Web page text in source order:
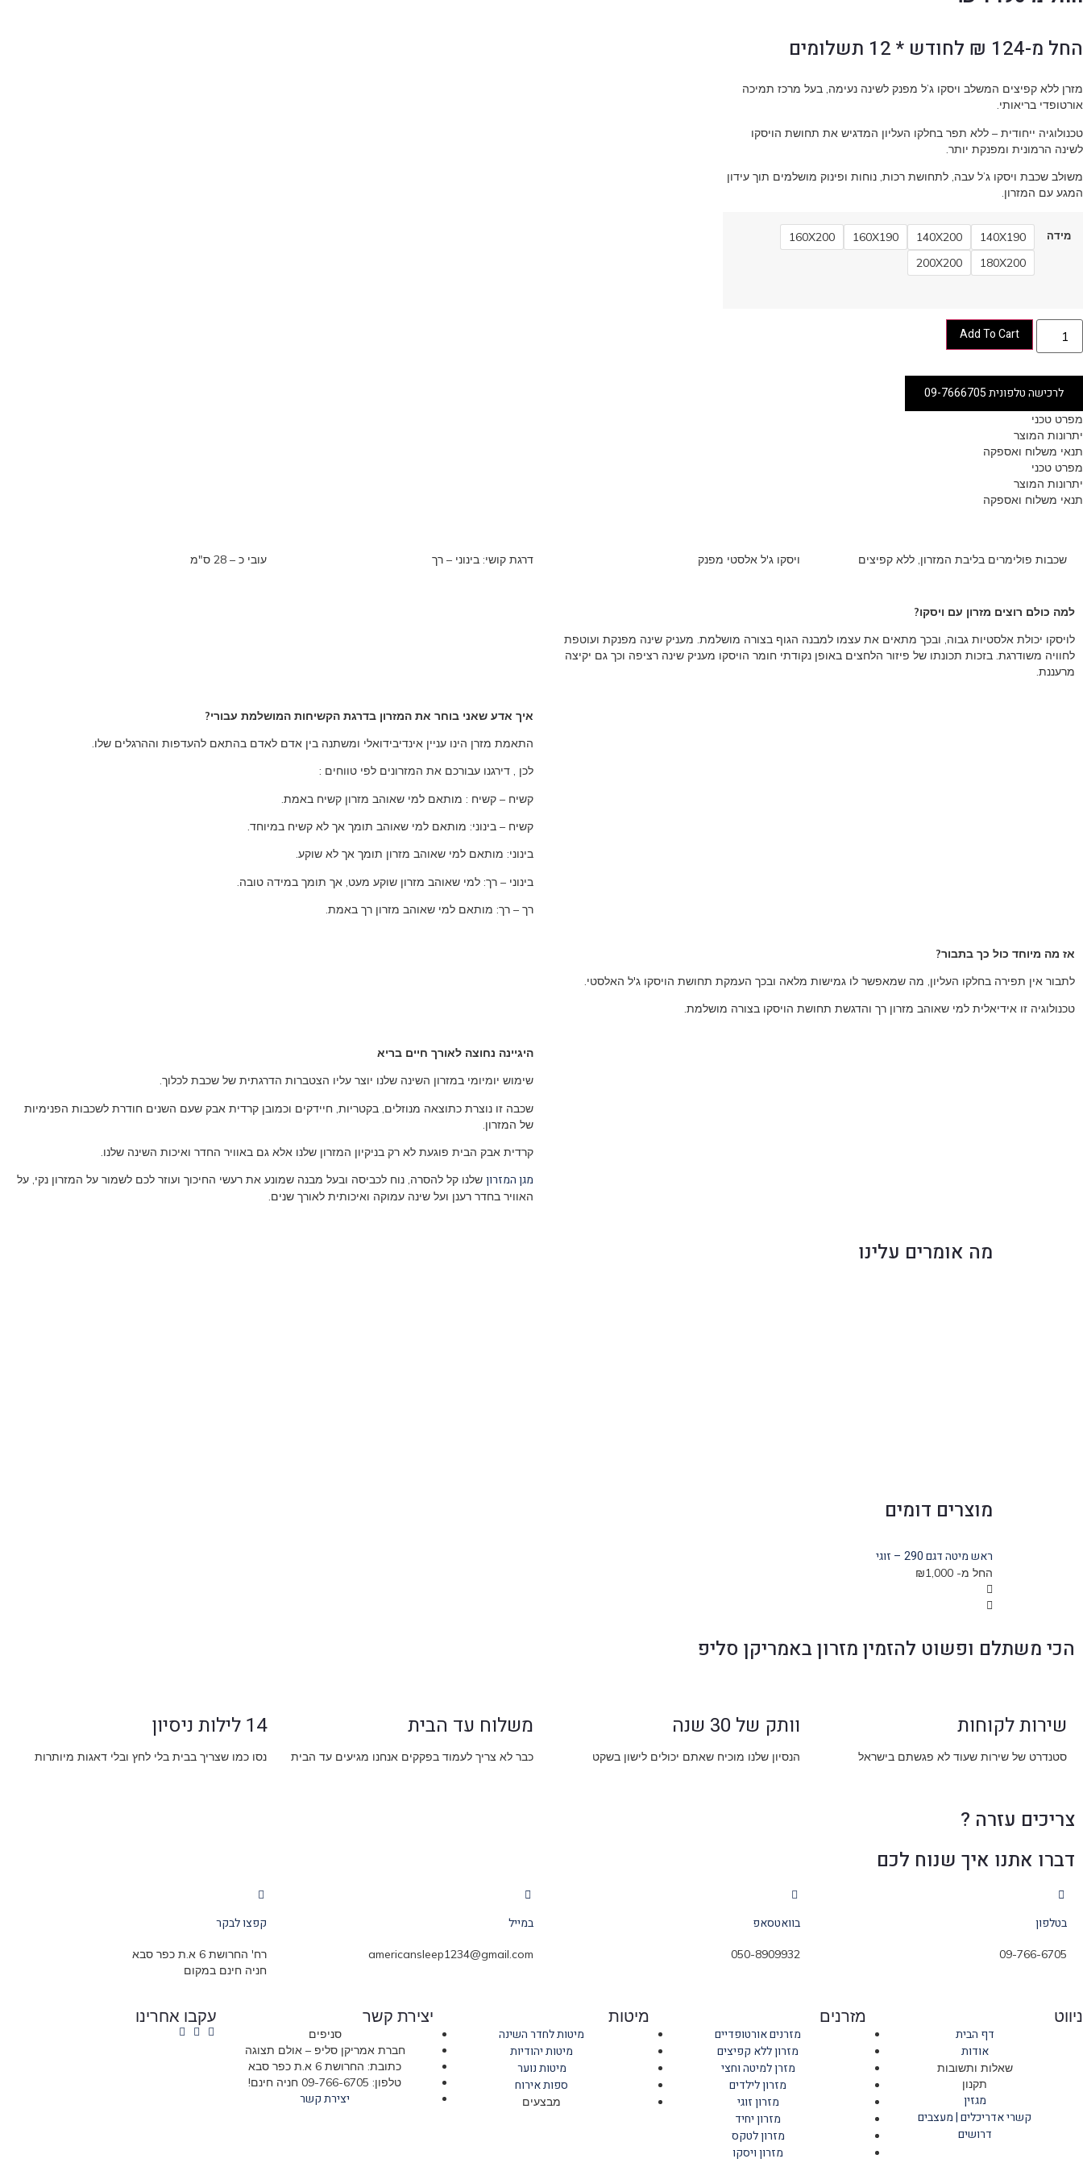
החל מ-124 ₪ לחודש * 12 תשלומים
מזרן ללא קפיצים המשלב ויסקו ג’ל מפנק לשינה נעימה, בעל מרכז תמיכה
אורטופדי בריאותי.
טכנולוגיה ייחודית – ללא תפר בחלקו העליון המדגיש את תחושת הויסקו
לשינה הרמונית ומפנקת יותר.
משולב שכבת ויסקו ג’ל עבה, לתחושת רכות, נוחות ופינוק מושלמים תוך עידון
המגע עם המזרון.
מידה 140X190
140X200
160X190
160X200
180X200
200X200
Add To Cart
לרכישה טלפונית 09-7666705
מפרט טכני
יתרונות המוצר
תנאי משלוח ואספקה
מפרט טכני
יתרונות המוצר
תנאי משלוח ואספקה
שכבות פולימרים בליבת המזרון, ללא קפיצים ויסקו ג'ל אלסטי מפנק דרגת קושי: בינוני – רך עובי כ – 28 ס"מ
למה כולם רוצים מזרון עם ויסקו?
לויסקו יכולת אלסטיות גבוה, ובכך מתאים את עצמו למבנה הגוף בצורה מושלמת. מעניק שינה מפנקת ועוטפת
לחוויה משודרגת. בזכות תכונתו של פיזור הלחצים באופן נקודתי חומר הויסקו מעניק שינה רציפה וכך גם יקיצה
מרעננת.
איך אדע שאני בוחר את המזרון בדרגת הקשיחות המושלמת עבורי?
התאמת מזרן הינו עניין אינדיבידואלי ומשתנה בין אדם לאדם בהתאם להעדפות וההרגלים שלו.
לכן , דירגנו עבורכם את המזרונים לפי טווחים :
קשיח – קשיח : מותאם למי שאוהב מזרון קשיח באמת.
קשיח – בינוני: מותאם למי שאוהב תומך אך לא קשיח במיוחד.
בינוני: מותאם למי שאוהב מזרון תומך אך לא שוקע.
בינוני – רך: למי שאוהב מזרון שוקע מעט, אך תומך במידה טובה.
רך – רך: מותאם למי שאוהב מזרון רך באמת.
אז מה מיוחד כול כך בתבור?
לתבור אין תפירה בחלקו העליון, מה שמאפשר לו גמישות מלאה ובכך העמקת תחושת הויסקו ג'ל האלסטי.
טכנולוגיה זו אידיאלית למי שאוהב מזרון רך והדגשת תחושת הויסקו בצורה מושלמת.
היגיינה נחוצה לאורך חיים בריא
שימוש יומיומי במזרון השינה שלנו יוצר עליו הצטברות הדרגתית של שכבת לכלוך.
שכבה זו נוצרת כתוצאה מנוזלים, בקטריות, חיידקים וכמובן קרדית אבק שעם השנים חודרת לשכבות הפנימיות
של המזרון.
קרדית אבק הבית פוגעת לא רק בניקיון המזרון שלנו אלא גם באוויר החדר ואיכות השינה שלנו.
מגן המזרון שלנו קל להסרה, נוח לכביסה ובעל מבנה שמונע את רעשי החיכוך ועוזר לכם לשמור על המזרון נקי, על
האוויר בחדר רענן ועל שינה עמוקה ואיכותית לאורך שנים.
מה אומרים עלינו
מוצרים דומים
ראש מיטה דגם 290 – זוגי
החל מ- ₪1,000
הכי משתלם ופשוט להזמין מזרון באמריקן סליפ
שירות לקוחות
סטנדרט של שירות שעוד לא פגשתם בישראל
וותק של 30 שנה
הנסיון שלנו מוכיח שאתם יכולים לישון בשקט
משלוח עד הבית
כבר לא צריך לעמוד בפקקים אנחנו מגיעים עד הבית
14 לילות ניסיון
נסו כמו שצריך בבית בלי לחץ ובלי דאגות מיותרות
צריכים עזרה ?
דברו אתנו איך שנוח לכם
בטלפון
09-766-6705
בוואטסאפ
050-8909932
במייל
americansleep1234@gmail.com
קפצו לבקר
רח' החרושת 6 א.ת כפר סבא
חניה חינם במקום
ניווט
דף הבית
אודות
שאלות ותשובות
תקנון
מגזין
קשרי אדריכלים | מעצבים
דרושים
מזרנים
מזרנים אורטופדיים
מזרון ללא קפיצים
מזרן למיטה וחצי
מזרון לילדים
מזרון זוגי
מזרון יחיד
מזרון לטקס
מזרון ויסקו
מיטות
מיטות לחדר השינה
מיטות יהודיות
מיטות נוער
ספות אירוח
מבצעים
יצירת קשר
סניפים
חברת אמריקן סליפ – אולם תצוגה
כתובת: החרושת 6 א.ת כפר סבא
טלפון: 09-766-6705 חניה חינם!
יצירת קשר
עקבו אחרינו